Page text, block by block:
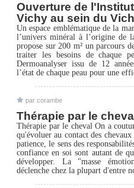
Ouverture de
Vichy au sein du
Un espace emblématique de la
l’univers minéral à l’origine de
propose sur 200 m² un parcours
traiter les besoins de chaque
Dermoanalyser issu de 12
l’état de chaque peau pour une
par corambe
Thérapie par le cheval
Thérapie par le cheval On a
qu'évoluer au contact des
patience, le sens des
confiance en soi sont autant de
développer. La "masse
déclenche chez la plupart d'entre